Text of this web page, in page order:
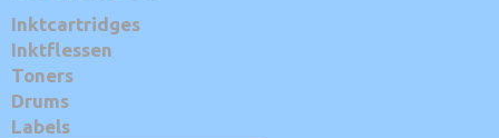
Inktcartridges
Inktflessen
Toners
Drums
Labels